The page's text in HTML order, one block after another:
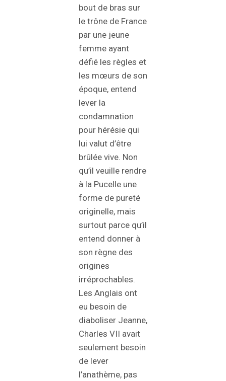
bout de bras sur
le trône de France
par une jeune
femme ayant
défié les règles et
les mœurs de son
époque, entend
lever la
condamnation
pour hérésie qui
lui valut d’être
brûlée vive. Non
qu’il veuille rendre
à la Pucelle une
forme de pureté
originelle, mais
surtout parce qu’il
entend donner à
son règne des
origines
irréprochables.
Les Anglais ont
eu besoin de
diaboliser Jeanne,
Charles VII avait
seulement besoin
de lever
l’anathème, pas